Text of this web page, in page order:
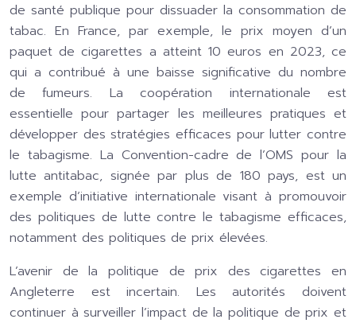
de santé publique pour dissuader la consommation de
tabac. En France, par exemple, le prix moyen d’un
paquet de cigarettes a atteint 10 euros en 2023, ce
qui a contribué à une baisse significative du nombre
de fumeurs. La coopération internationale est
essentielle pour partager les meilleures pratiques et
développer des stratégies efficaces pour lutter contre
le tabagisme. La Convention-cadre de l’OMS pour la
lutte antitabac, signée par plus de 180 pays, est un
exemple d’initiative internationale visant à promouvoir
des politiques de lutte contre le tabagisme efficaces,
notamment des politiques de prix élevées.
L’avenir de la politique de prix des cigarettes en
Angleterre est incertain. Les autorités doivent
continuer à surveiller l’impact de la politique de prix et